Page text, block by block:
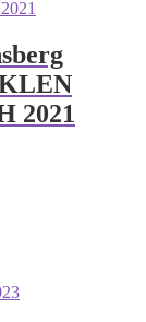
2021